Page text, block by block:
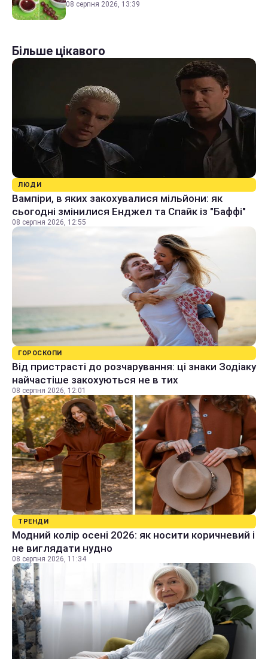
08 серпня 2026, 13:39
Більше цікавого
ЛЮДИ
Вампіри, в яких закохувалися мільйони: як
сьогодні змінилися Енджел та Спайк із "Баффі"
08 серпня 2026, 12:55
ГОРОСКОПИ
Від пристрасті до розчарування: ці знаки Зодіаку
найчастіше закохуються не в тих
08 серпня 2026, 12:01
ТРЕНДИ
Модний колір осені 2026: як носити коричневий і
не виглядати нудно
08 серпня 2026, 11:34